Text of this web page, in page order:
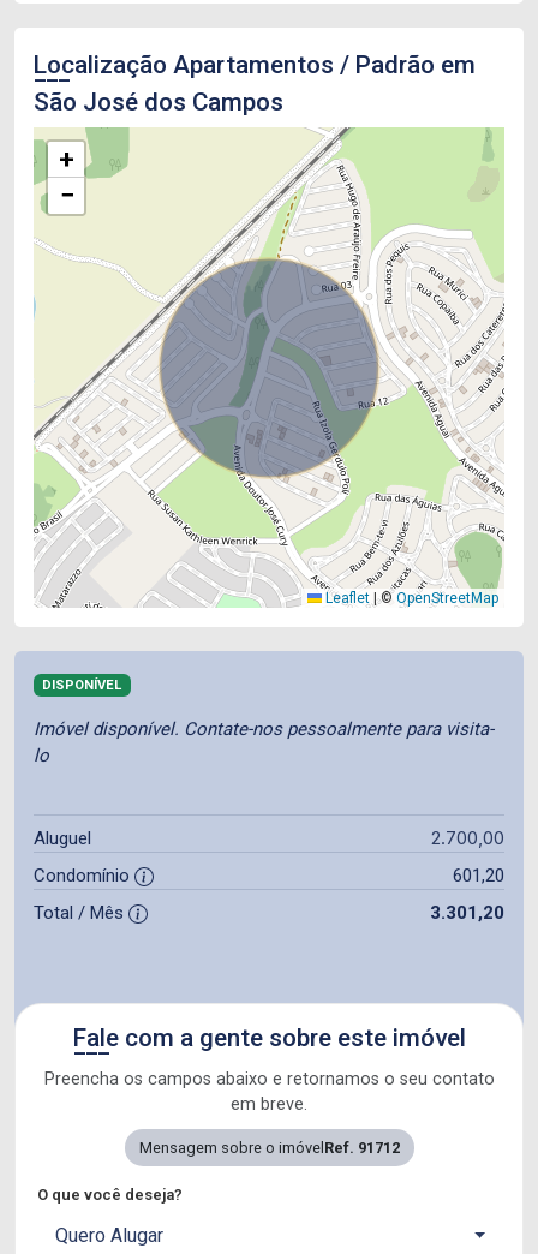
Localização Apartamentos / Padrão em
São José dos Campos
+
−
Leaflet ©OpenStreetMap
DISPONÍVEL
Imóvel disponível. Contate-nos pessoalmente para visita-
lo
Aluguel 2.700,00
Condomínio
601,20
Total / Mês
3.301,20
Fale com a gente sobre este imóvel
Preencha os campos abaixo e retornamos o seu contato
em breve.
Mensagem sobre o imóvel Ref. 91712
O que você deseja?
Quero Alugar